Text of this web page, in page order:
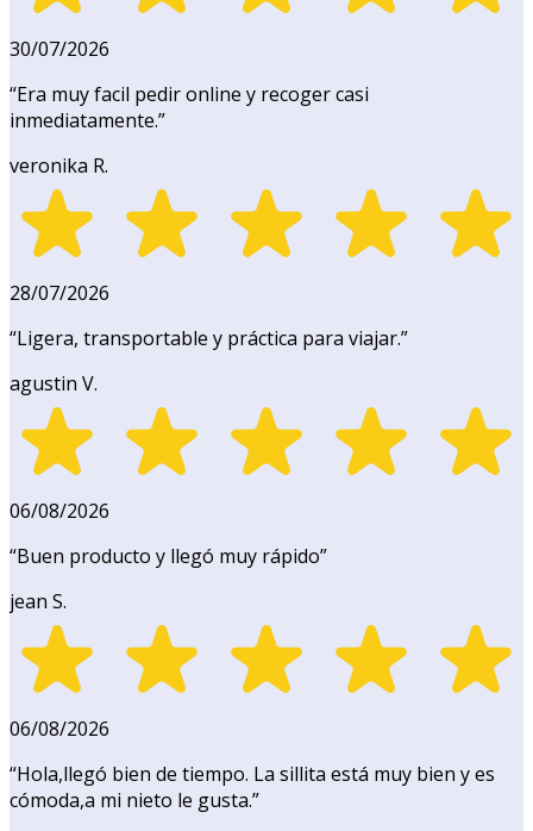
30/07/2026
“Era muy facil pedir online y recoger casi
inmediatamente.”
veronika R.
28/07/2026
“Ligera, transportable y práctica para viajar.”
agustin V.
06/08/2026
“Buen producto y llegó muy rápido”
jean S.
06/08/2026
“Hola,llegó bien de tiempo. La sillita está muy bien y es
cómoda,a mi nieto le gusta.”